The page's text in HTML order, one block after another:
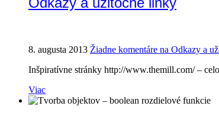
8. augusta 2013 Žiadne komentáre na Odkazy a
Inšpiratívne stránky http://www.themill.com/ –
Viac